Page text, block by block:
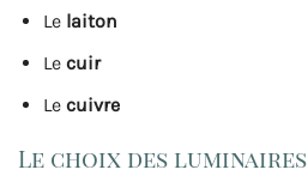
Lelaiton
Le cuir
Le cuivre
Le choix des luminaires